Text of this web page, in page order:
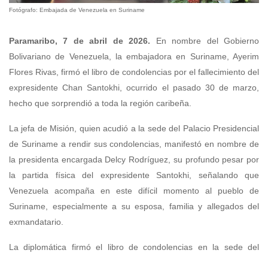
Fotógrafo: Embajada de Venezuela en Suriname
Paramaribo, 7 de abril de 2026. En nombre del Gobierno
Bolivariano de Venezuela, la embajadora en Suriname, Ayerim
Flores Rivas, firmó el libro de condolencias por el fallecimiento del
expresidente Chan Santokhi, ocurrido el pasado 30 de marzo,
hecho que sorprendió a toda la región caribeña.
La jefa de Misión, quien acudió a la sede del Palacio Presidencial
de Suriname a rendir sus condolencias, manifestó en nombre de
la presidenta encargada Delcy Rodríguez, su profundo pesar por
la partida física del expresidente Santokhi, señalando que
Venezuela acompaña en este difícil momento al pueblo de
Suriname, especialmente a su esposa, familia y allegados del
exmandatario.
La diplomática firmó el libro de condolencias en la sede del